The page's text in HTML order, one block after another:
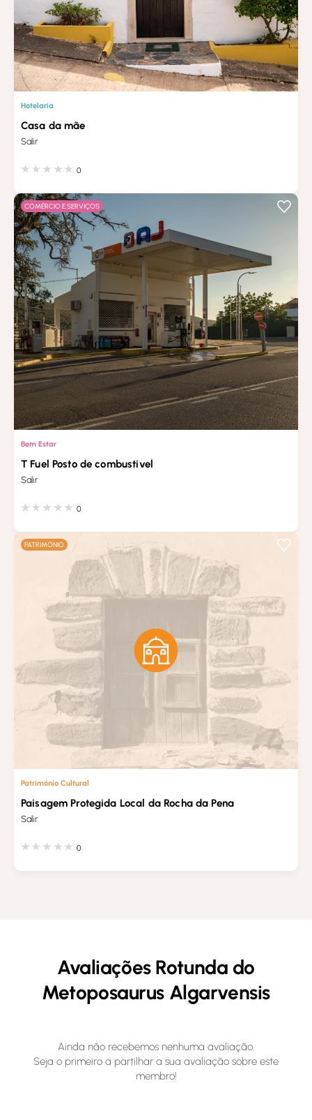
Hotelaria
Casa da mãe
Salir
0
COMÉRCIO E SERVIÇOS
Bem Estar
T Fuel Posto de combustivel
Salir
0
PATRIMÓNIO
Património Cultural
Paisagem Protegida Local da Rocha da Pena
Salir
0
Avaliações Rotunda do
Metoposaurus Algarvensis
Ainda não recebemos nenhuma avaliação.
Seja o primeiro a partilhar a sua avaliação sobre este
membro!